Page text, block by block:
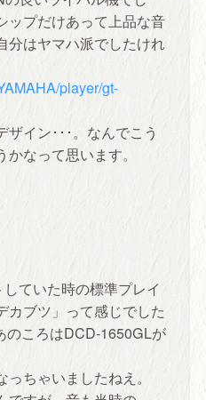
ップだけあって上品な音
分はヤマハ派でしたけれ
player/gt-
イン･･･。なんでこう
なって思います。
ていた時の標準プレイ
カブツ」って感じでした
のころはDCD-1650GLが
ちゃいましたねえ。